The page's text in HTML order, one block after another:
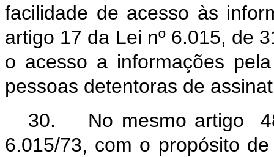
facilidade de acesso às
artigo 17 da Lei nº 6.015, de
o acesso a informações
pessoas detentoras de
30. No mesmo artigo 48
6.015/73, com o propósito